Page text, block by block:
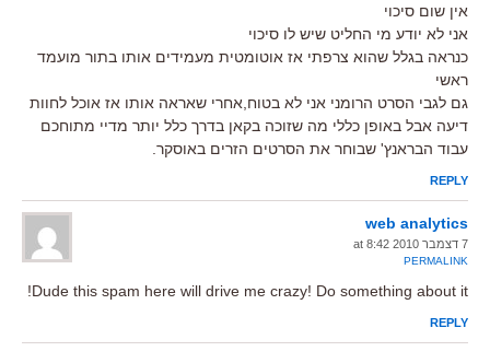
אין שום סיכוי
אני לא יודע מי החליט שיש לו סיכוי
כנראה בגלל שהוא צרפתי אז אוטומטית מעמידים אותו בתור מועמד
ראשי
גם לגבי הסרט הרומני אני לא בטוח,אחרי שאראה אותו אז אוכל לחוות
דיעה אבל באופן כללי מה שזוכה בקאן בדרך כלל יותר מדיי מתוחכם
עבוד הבראנץ' שבוחר את הסרטים הזרים באוסקר.
REPLY
web analytics
7 דצמבר 2010 at 8:42
PERMALINK
Dude this spam here will drive me crazy! Do something about it!
REPLY